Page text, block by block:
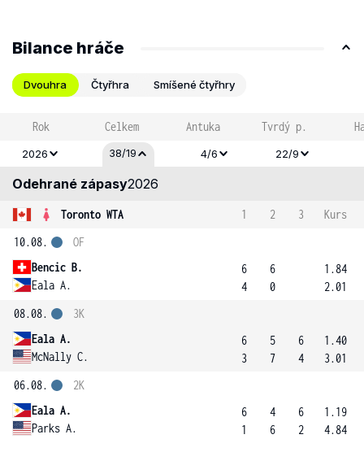
Bilance hráče
Dvouhra Čtyřhra Smíšené čtyřhry
Rok Celkem Antuka Tvrdý p.
2026 38/19 4/6 22/9
Odehrané zápasy2026
Toronto WTA 1 2 3
Kurs
10.08.
Bencic B.
Eala A.
OF
6
4
6
0
1.84
2.01
08.08.
Eala A.
McNally C.
3K
6
3
5
7
6
4
1.40
3.01
06.08.
Eala A.
Parks A.
2K
6
1
4
6
6
2
1.19
4.84